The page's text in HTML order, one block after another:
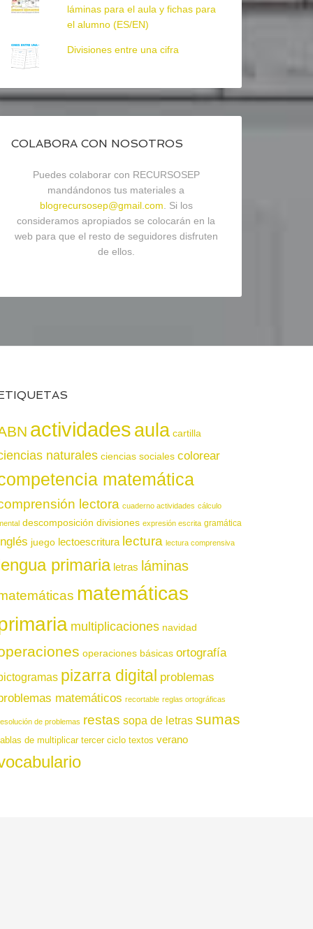
láminas para el aula y fichas para
el alumno (ES/EN)
Divisiones entre una cifra
COLABORA CON NOSOTROS
Puedes colaborar con RECURSOSEP
mandándonos tus materiales a
blogrecursosep@gmail.com . Si los
consideramos apropiados se colocarán en la
web para que el resto de seguidores disfruten
de ellos.
actividadesaula cartilla
naturales ciencias sociales colorear
matemática
lectora cuaderno actividades cálculo
descomposición divisiones expresión escrita gramática
juego lectoescritura lectura lectura comprensiva
primaria letras láminas
matemáticas
multiplicaciones navidad
operaciones básicas ortografía
pizarra digital problemas
matemáticos recortable reglas ortográficas
de problemas restas sopa de letras sumas
de multiplicar tercer ciclo textos verano